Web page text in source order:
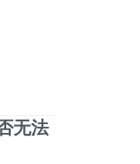
无法